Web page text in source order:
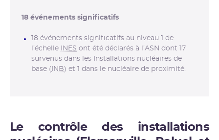
18 événements significatifs
18 événements significatifs au niveau 1 de
l’échelle
INES ont été déclarés à l’ASN dont 17
survenus dans les Installations nucléaires de
base ( INB) et 1 dans le nucléaire de proximité.
Le contrôle des installations